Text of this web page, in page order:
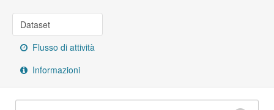
Dataset
Flusso di attività
Informazioni